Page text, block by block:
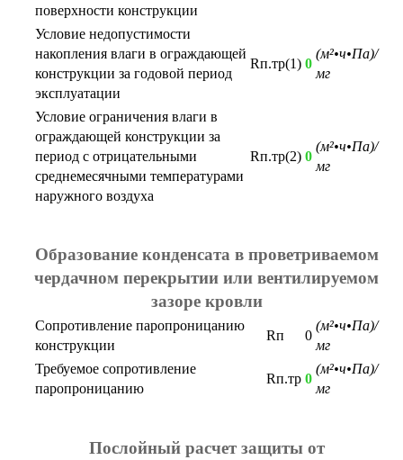
поверхности конструкции
Условие недопустимости
накопления влаги в ограждающей
конструкции за годовой период
эксплуатации
Rп.тр(1) 0
(м²•ч•Па)/
мг
Условие ограничения влаги в
ограждающей конструкции за
период с отрицательными
среднемесячными температурами
наружного воздуха
Rп.тр(2) 0
(м²•ч•Па)/
мг
Образование конденсата в проветриваемом
чердачном перекрытии или вентилируемом
зазоре кровли
Сопротивление паропроницанию
конструкции
Rп 0
(м²•ч•Па)/
мг
Требуемое сопротивление
паропроницанию
Rп.тр 0
(м²•ч•Па)/
мг
Послойный расчет защиты от